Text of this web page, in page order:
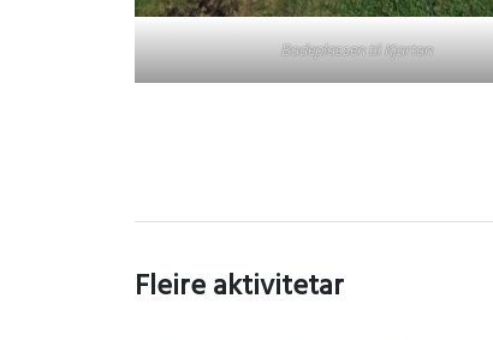
Badeplassen til Kjartan
Fleire aktivitetar